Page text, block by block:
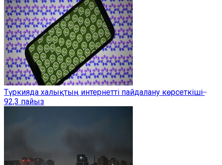
Түркияда халықтың интернетті пайдалану көрсеткіші ̶
92,3 пайыз